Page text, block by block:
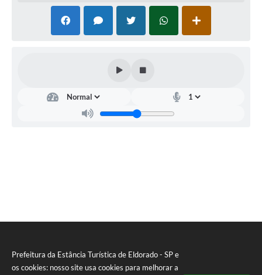
Prefeitura da Estância Turística de Eldorado - SP e
os cookies: nosso site usa cookies para melhorar a
Social